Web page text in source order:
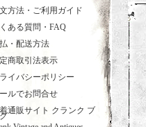
方法・ご利用ガイド
ある質問・FAQ
・配送方法
商取引法表示
イバシーポリシー
ルでお問合せ
通販サイト クランク ブ